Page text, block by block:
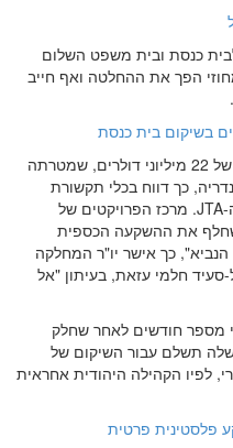
כנסת ובית משפט השלום
הפך את ההחלטה ואף חייב
ממשלת מצרים אישרה תוכנית בעלות של 22 מיליוני דולרים, שמטרתה
שנים באלכסנדריה, כך דווח בכלי תקשורת
JTA. מרכז הפרויקטים של
את ההשקעה הכספית
כך אישר יו"ר המחלקה
חלמי עזאת, בעיתון "אל
מספר חודשים לאחר שחלק
תשלם עבור השיקום של
לפיו הקהילה היהודית אחראית
פלסטינית פרטית